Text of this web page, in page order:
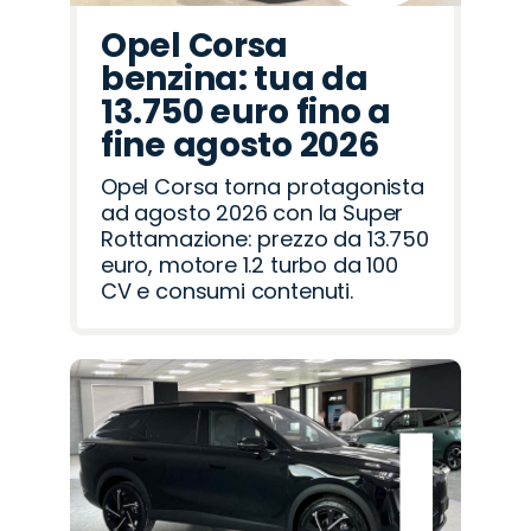
Opel Corsa
benzina: tua da
13.750 euro fino a
fine agosto 2026
Opel Corsa torna protagonista
ad agosto 2026 con la Super
Rottamazione: prezzo da 13.750
euro, motore 1.2 turbo da 100
CV e consumi contenuti.